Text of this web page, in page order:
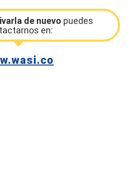
de nuevo puedes
en: